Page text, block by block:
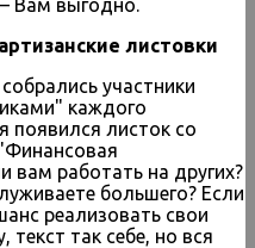
Вам выгодно.
листовки
участники
каждого
появился листок со
вам работать на других?
большего? Если
реализовать свои
так себе, но вся